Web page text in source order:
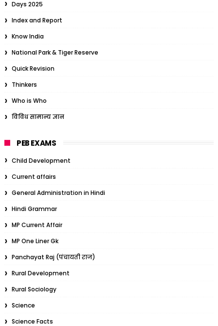
Days 2025
Index and Report
Know India
National Park & Tiger Reserve
Quick Revision
Thinkers
Who is Who
विविध सामान्य ज्ञान
PEB EXAMS
Child Development
Current affairs
General Administration in Hindi
Hindi Grammar
MP Current Affair
MP One Liner Gk
Panchayat Raj (पंचायती राज)
Rural Development
Rural Sociology
Science
Science Facts